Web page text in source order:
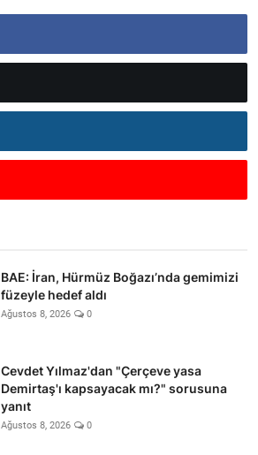
BAE: İran, Hürmüz Boğazı’nda gemimizi
füzeyle hedef aldı
Ağustos 8, 2026 0
Cevdet Yılmaz'dan "Çerçeve yasa
Demirtaş'ı kapsayacak mı?" sorusuna
yanıt
Ağustos 8, 2026 0